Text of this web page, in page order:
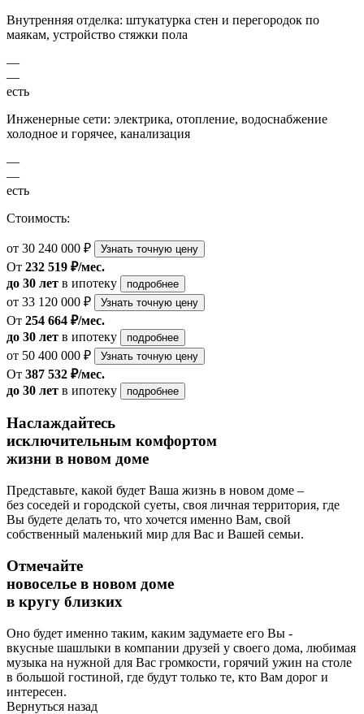
Внутренняя отделка: штукатурка стен и перегородок по
маякам, устройство стяжки пола
—
—
есть
Инженерные сети: электрика, отопление, водоснабжение
холодное и горячее, канализация
—
—
есть
Стоимость:
от 30 240 000 ₽ Узнать точную цену
От 232 519 ₽/мес.
до 30 лет в ипотеку подробнее
от 33 120 000 ₽ Узнать точную цену
От 254 664 ₽/мес.
до 30 лет в ипотеку подробнее
от 50 400 000 ₽ Узнать точную цену
От 387 532 ₽/мес.
до 30 лет в ипотеку подробнее
Наслаждайтесь
исключительным комфортом
жизни в новом доме
Представьте, какой будет Ваша жизнь в новом доме –
без соседей и городской суеты, своя личная территория, где
Вы будете делать то, что хочется именно Вам, свой
собственный маленький мир для Вас и Вашей семьи.
Отмечайте
новоселье в новом доме
в кругу близких
Оно будет именно таким, каким задумаете его Вы -
вкусные шашлыки в компании друзей у своего дома, любимая
музыка на нужной для Вас громкости, горячий ужин на столе
в большой гостиной, где будут только те, кто Вам дорог и
интересен.
Вернуться назад